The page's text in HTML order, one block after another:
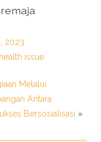
2023
issue
Melalui
Antara
Bersosialisasi »